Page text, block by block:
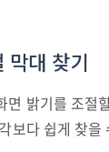
막대 찾기
면 밝기를 조절
보다 쉽게 찾을